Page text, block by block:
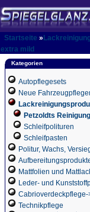
Startseite »
extra mild
Kategorien
Autopflegesets
Neue
Petzoldts
Schleifpolituren
Schleifpasten
Politur, Wachs,
Mattfolien und
Leder- und
Cabrioverdeckpflege-
Technikpflege